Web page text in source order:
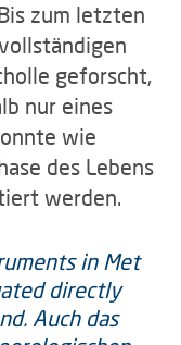
zum letzten
geforscht,
nur eines
wie
des Lebens
werden.